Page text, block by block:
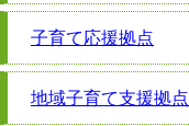
子育て応援拠点
地域子育て支援拠点